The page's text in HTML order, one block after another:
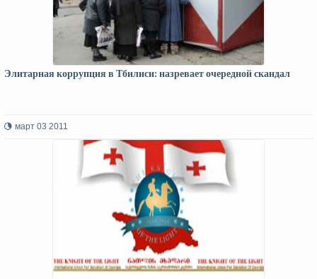
Элитарная коррупция в Тбилиси: назревает очередной скандал
март 03 2011